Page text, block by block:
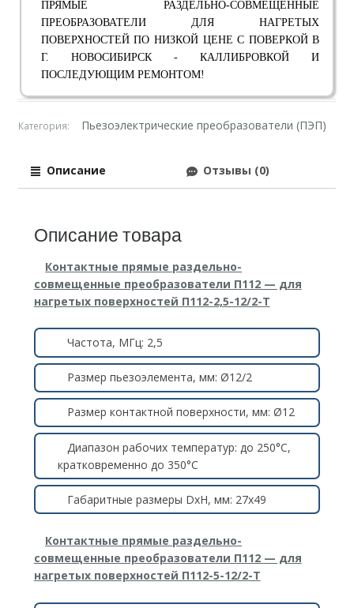
ПРЯМЫЕ РАЗДЕЛЬНО-СОВМЕЩЕННЫЕ
ПРЕОБРАЗОВАТЕЛИ ДЛЯ НАГРЕТЫХ
ПОВЕРХНОСТЕЙ ПО НИЗКОЙ ЦЕНЕ С ПОВЕРКОЙ В
Г. НОВОСИБИРСК - КАЛЛИБРОВКОЙ И
ПОСЛЕДУЮЩИМ РЕМОНТОМ!
Категория: Пьезоэлектрические преобразователи (ПЭП)
Описание Отзывы (0)
Описание товара
Контактные прямые раздельно-
совмещенные преобразователи П112 — для
нагретых поверхностей П112-2,5-12/2-Т
Частота, МГц: 2,5
Размер пьезоэлемента, мм: Ø12/2
Размер контактной поверхности, мм: Ø12
Диапазон рабочих температур: до 250°C,
кратковременно до 350°C
Габаритные размеры DxH, мм: 27х49
Контактные прямые раздельно-
совмещенные преобразователи П112 — для
нагретых поверхностей П112-5-12/2-Т